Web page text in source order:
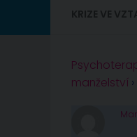
manželství ›